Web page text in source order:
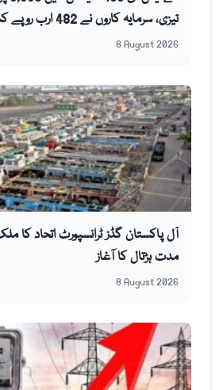
تیزی، سرمایہ کاروں نے 482 ارب روپے کما لیے
8 August 2026
آل پاکستان گڈز ٹرانسپورٹ اتحاد کا
مدت ہڑتال کا آغاز
8 August 2026